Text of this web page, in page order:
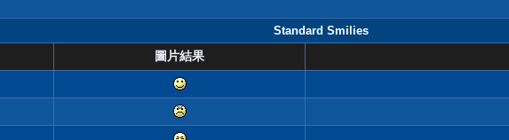
Standard Smilies
圖片結果